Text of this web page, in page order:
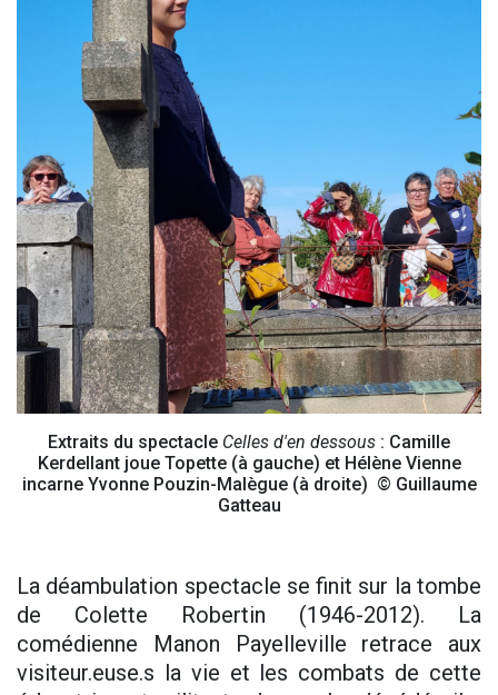
Extraits du spectacle Celles d'en dessous : Camille
Kerdellant joue Topette (à gauche) et Hélène Vienne
incarne Yvonne Pouzin-Malègue (à droite) © Guillaume
Gatteau
La déambulation spectacle se finit sur la tombe
de Colette Robertin (1946-2012). La
comédienne Manon Payelleville retrace aux
visiteur.euse.s la vie et les combats de cette